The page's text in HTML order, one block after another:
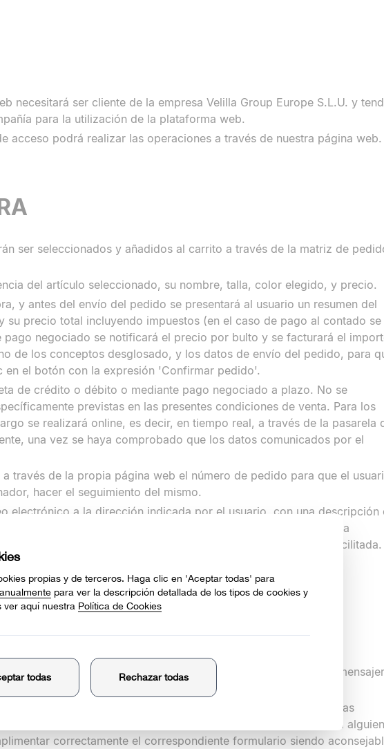
necesitará ser cliente de la empresa Velilla Group Europe S.L.U. y
para la utilización de la plataforma web.
acceso podrá realizar las operaciones a través de nuestra página web.
ser seleccionados y añadidos al carrito a través de la matriz de
del artículo seleccionado, su nombre, talla, color elegido, y precio.
y antes del envío del pedido se presentará al usuario un resumen del
precio total incluyendo impuestos (en el caso de pago al contado se
negociado se notificará el precio por bulto y se facturará el
de los conceptos desglosado, y los datos de envío del pedido, para
en el botón con la expresión 'Confirmar pedido'.
de crédito o débito o mediante pago negociado a plazo. No se
previstas en las presentes condiciones de venta. Para los
se realizará online, es decir, en tiempo real, a través de la pasarela
una vez se haya comprobado que los datos comunicados por el
través de la propia página web el número de pedido para que el
hacer el seguimiento del mismo.
electrónico a la dirección indicada por el usuario, con una descripción
no recepción de este mensaje puede deberse a algún problema
algún error de escritura en la dirección de correo electrónico facilitada.
contactar con nuestro Dpto. de Atención al Cliente.
Group se realizará a través de una empresa internacional de
24 a 48 horas en España peninsular.
a cuenta del cliente eligiendo su propia agencia en nuestras
la entrega (direcciones erróneas, imposibilidad de encontrar a alguien
correctamente el correspondiente formulario siendo